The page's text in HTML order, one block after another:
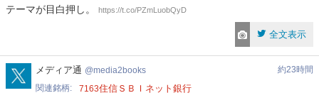
テーマが目白押し。
https://t.co/PZmLuobQyD
全文表示
media2books
メディア通 media2books
約23時間
関連銘柄
7163住信ＳＢＩネット銀行